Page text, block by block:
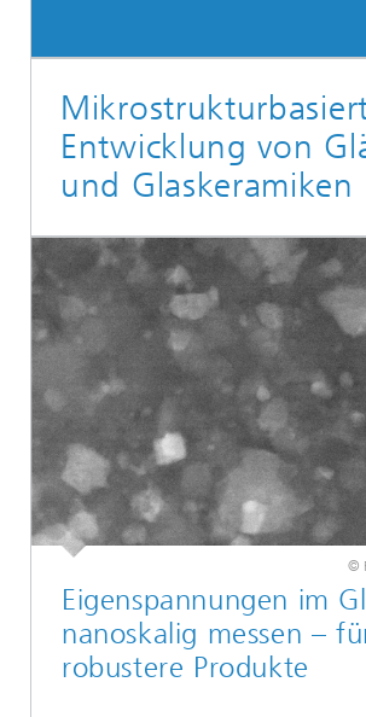
Entwicklung von
und Glaskeramiken
©
Eigenspannungen im
nanoskalig messen –
robustere Produkte